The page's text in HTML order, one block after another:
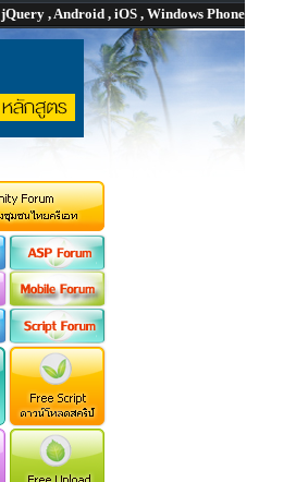
jQuery , Android , iOS , Windows Phone